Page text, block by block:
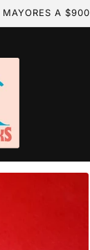
MAYORES A $900